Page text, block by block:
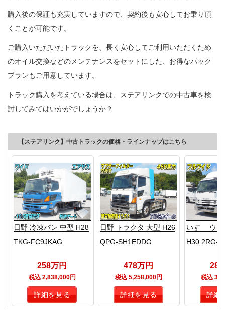
購入後の保証も充実していますので、契約後も安心してお乗り頂
くことが可能です。
ご購入いただいたトラックを、長く安心してご利用いただくため
のオイル交換などのメンテナンスをセットにした、お得なパック
プランもご用意しています。
トラック購入を考えている場合は、ステアリンクでの中古車を検
討してみてはいかがでしょうか？
【ステアリンク】中古トラックの価格・ラインナップはこちら
日野 冷凍バン 中型 H28
TKG-FC9JKAG
258万円
税込 2,838,000円
詳細を見る
日野 トラクタ 大型 H26
QPG-SH1EDDG
478万円
税込 5,258,000円
詳細を見る
いすゞ ウ
H30 2RG-
288
税込
詳細